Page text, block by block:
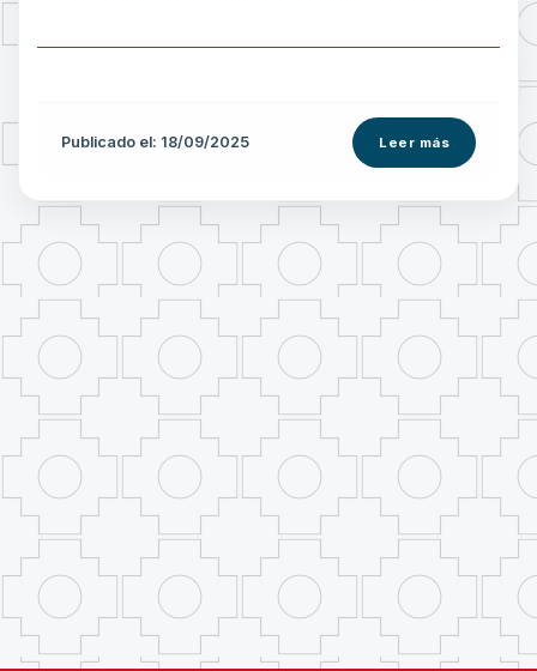
Publicado el: 18/09/2025 Leer más